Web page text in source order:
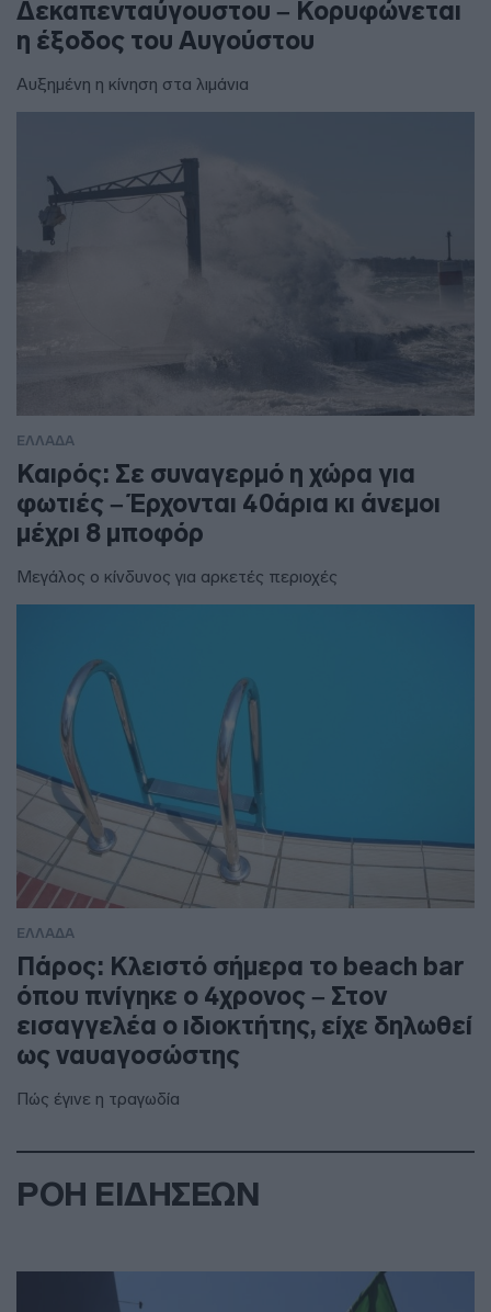
Δεκαπενταύγουστου – Κορυφώνεται
η έξοδος του Αυγούστου
Αυξημένη η κίνηση στα λιμάνια
ΕΛΛΑΔΑ
Καιρός: Σε συναγερμό η χώρα για
φωτιές – Έρχονται 40άρια κι άνεμοι
μέχρι 8 μποφόρ
Μεγάλος ο κίνδυνος για αρκετές περιοχές
ΕΛΛΑΔΑ
Πάρος: Κλειστό σήμερα το beach bar
όπου πνίγηκε ο 4χρονος – Στον
εισαγγελέα ο ιδιοκτήτης, είχε δηλωθεί
ως ναυαγοσώστης
Πώς έγινε η τραγωδία
ΡΟΗ ΕΙΔΗΣΕΩΝ